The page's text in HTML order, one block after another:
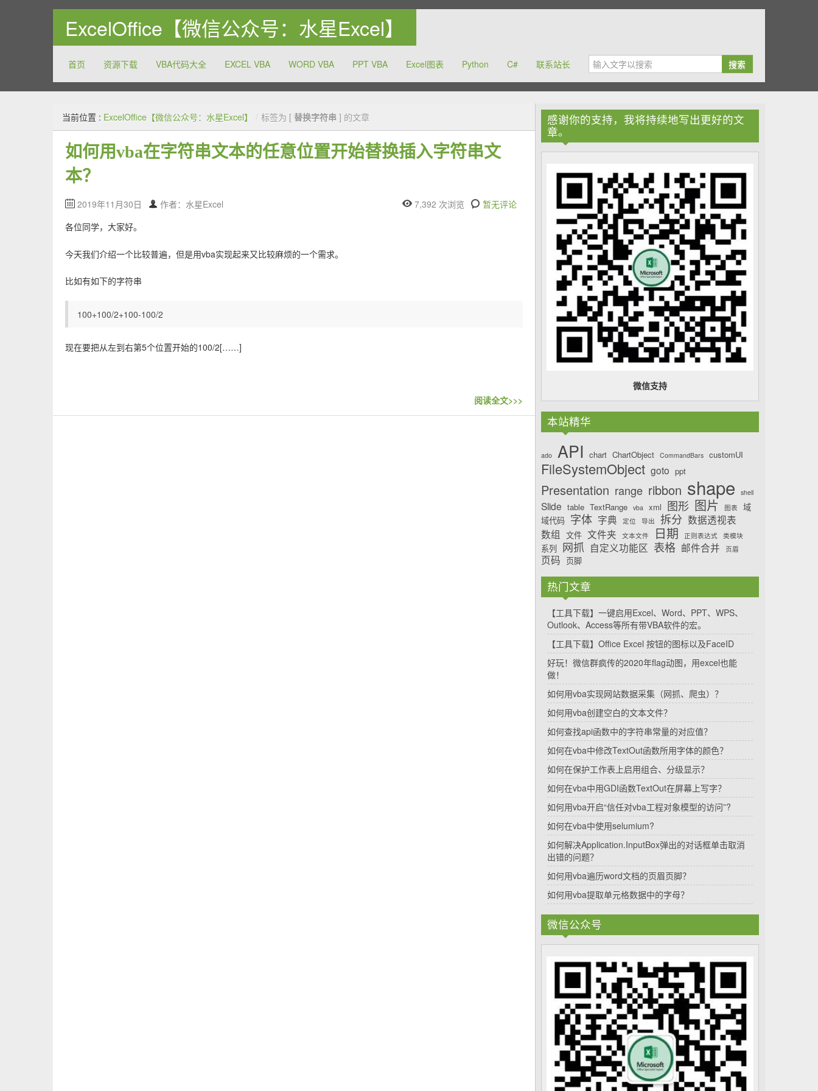
ExcelOffice【微信公众号：水星Excel】
首页 资源下载 VBA代码大全 EXCEL VBA WORD VBA PPT VBA Excel图表 Python C# 联系站长 搜索
关注和分享Excel以及Office系列软件的方方面面，致力于提高中国的办公软件的使用水平
当前位置 : ExcelOffice【微信公众号：水星Excel】 / 标签为 [ 替换字符串 ] 的文章
如何用vba在字符串文本的任意位置开始替换插入字符串文
本？
2019年11月30日 作者：水星Excel 7,392 次浏览
暂无评论
各位同学，大家好。
今天我们介绍一个比较普遍，但是用vba实现起来又比较麻烦的一个需求。
比如有如下的字符串
100+100/2+100-100/2
现在要把从左到右第5个位置开始的100/2[……]
阅读全文>>>
感谢你的支持，我将持续地写出更好的文
章。
微信支持
本站精华
ado API chart ChartObject CommandBars customUI
FileSystemObject goto ppt
Presentation range ribbon shape shell
Slide table TextRange vba xml 图形 图片 图表
域
域代码 字体 字典 定位 导出 拆分 数据透视表
数组 文件 文件夹 文本文件 日期 正则表达式 类模块
系列 网抓 自定义功能区 表格 邮件合并 页眉
页码 页脚
热门文章
【工具下载】一键启用Excel、Word、PPT、WPS、
Outlook、Access等所有带VBA软件的宏。
【工具下载】Office Excel 按钮的图标以及FaceID
好玩！微信群疯传的2020年flag动图，用excel也能
做！
如何用vba实现网站数据采集（网抓、爬虫）？
如何用vba创建空白的文本文件？
如何查找api函数中的字符串常量的对应值？
如何在vba中修改TextOut函数所用字体的颜色？
如何在保护工作表上启用组合、分级显示？
如何在vba中用GDI函数TextOut在屏幕上写字？
如何用vba开启“信任对vba工程对象模型的访问”?
如何在vba中使用selumium?
如何解决Application.InputBox弹出的对话框单击取消
出错的问题？
如何用vba遍历word文档的页眉页脚？
如何用vba提取单元格数据中的字母？
微信公众号